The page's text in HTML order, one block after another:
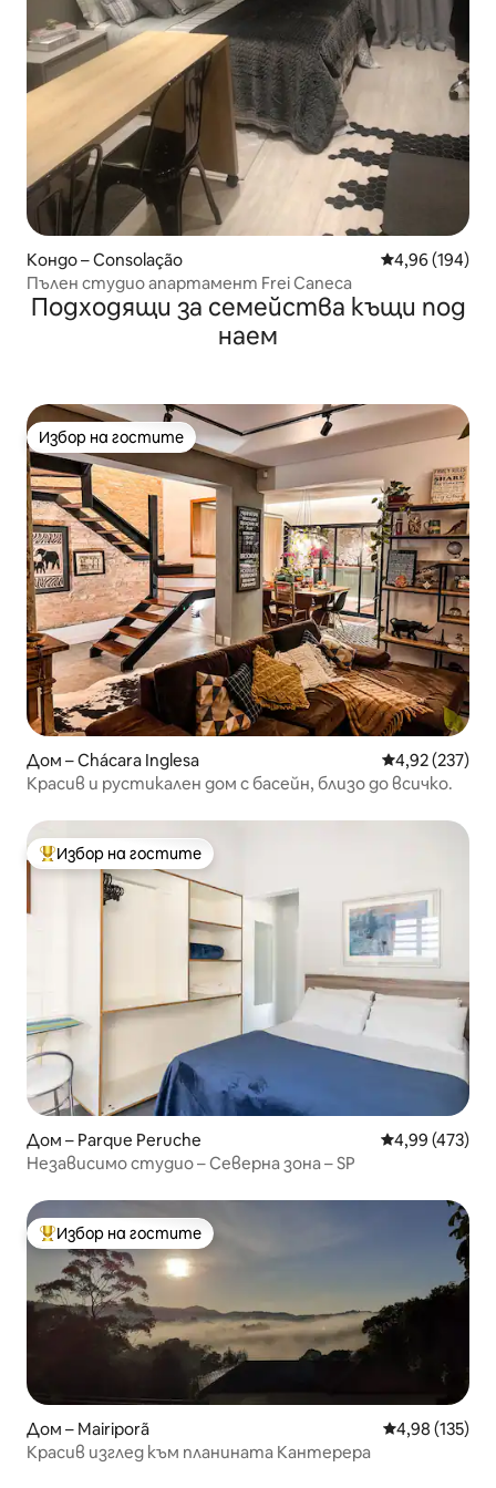
Кондо – Consolação Средна
4,96 (194)
Пълен студио апартамент Frei Caneca
Подходящи за семейства къщи под
наем
Избор на гостите
Избор на гостите
Дом – Chácara Inglesa Средна
4,92 (237)
Красив и рустикален дом с басейн, близо до всичко.
Най-популярен избор на гостите
Избор на гостите
Дом – Parque Peruche Средна
4,99 (473)
Независимо студио – Северна зона – SP
Най-популярен избор на гостите
Избор на гостите
Дом – Mairiporã Средна
4,98 (135)
Красив изглед към планината Кантерера